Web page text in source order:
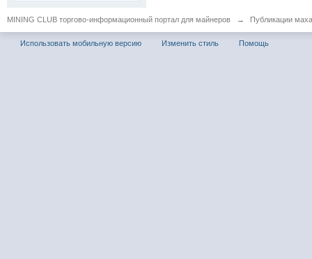
MINING CLUB торгово-информационный портал для майнеров → Публикации
Использовать мобильную версию Изменить стиль Помощь